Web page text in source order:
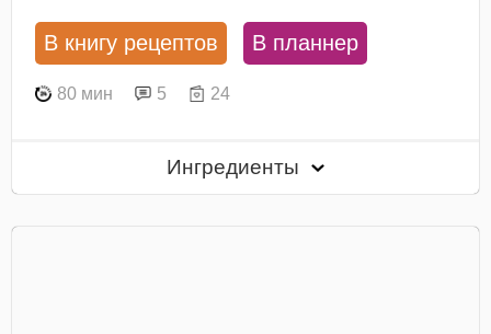
В книгу рецептов В планнер
80 мин 5 24
Ингредиенты